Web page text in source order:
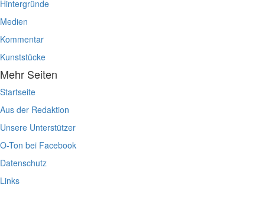
Hintergründe
Medien
Kommentar
Kunststücke
Mehr Seiten
Startseite
Aus der Redaktion
Unsere Unterstützer
O-Ton bei Facebook
Datenschutz
Links